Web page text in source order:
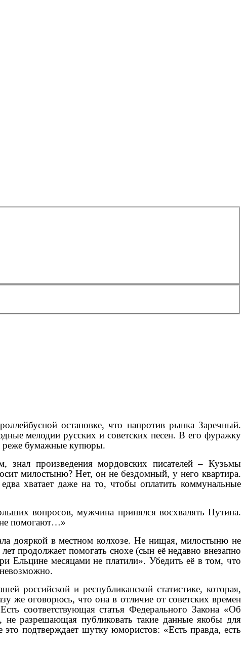
остановке, что напротив рынка Заречный.
мелодии русских и советских песен. В его фуражку
реже бумажные купюры.
знал произведения мордовских писателей – Кузьмы
милостыню? Нет, он не бездомный, у него квартира.
хватает даже на то, чтобы оплатить коммунальные
вопросов, мужчина принялся восхвалять Путина.
не помогают…»
дояркой в местном колхозе. Не нищая, милостыню не
продолжает помогать снохе (сын её недавно внезапно
Ельцине месяцами не платили». Убедить её в том, что
российской и республиканской статистике, которая,
же оговорюсь, что она в отличие от советских времен
соответствующая статья Федерального Закона «Об
не разрешающая публиковать такие данные якобы для
подтверждает шутку юмористов: «Есть правда, есть